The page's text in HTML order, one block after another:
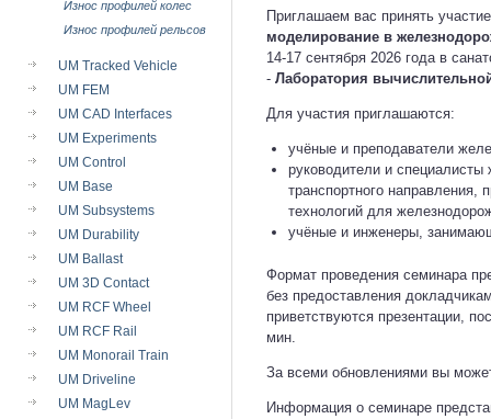
Износ профилей колес
Износ профилей рельсов
UM Tracked Vehicle
UM FEM
UM CAD Interfaces
UM Experiments
UM Control
UM Base
UM Subsystems
UM Durability
UM Ballast
UM 3D Contact
UM RCF Wheel
UM RCF Rail
UM Monorail Train
UM Driveline
UM MagLev
Приглашаем вас принять
моделирование в
14-17 сентября 2026 года в
- Лаборатория
Для участия приглашаются:
учёные и преподаватели
руководители и специалисты
транспортного направления,
технологий для
учёные и инженеры,
Формат проведения семинара
без предоставления
приветствуются презентации,
мин.
За всеми обновлениями вы
Информация о семинаре